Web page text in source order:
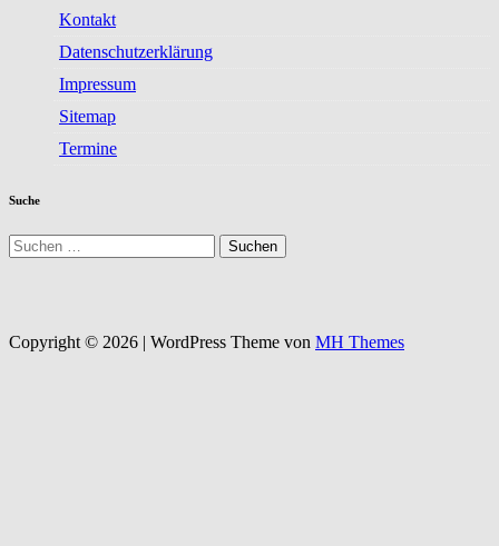
Kontakt
Datenschutzerklärung
Impressum
Sitemap
Termine
Suche
Suchen
nach:
Copyright © 2026 | WordPress Theme von MH Themes